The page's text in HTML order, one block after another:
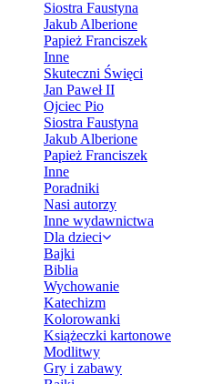
Siostra Faustyna
Jakub Alberione
Papież Franciszek
Inne
Skuteczni Święci
Jan Paweł II
Ojciec Pio
Siostra Faustyna
Jakub Alberione
Papież Franciszek
Inne
Poradniki
Nasi autorzy
Inne wydawnictwa
Dla dzieci
Bajki
Biblia
Wychowanie
Katechizm
Kolorowanki
Książeczki kartonowe
Modlitwy
Gry i zabawy